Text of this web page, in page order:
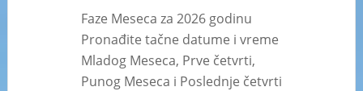
Faze Meseca za 2026 godinu
Pronađite tačne datume i vreme
Mladog Meseca, Prve četvrti,
Punog Meseca i Poslednje četvrti